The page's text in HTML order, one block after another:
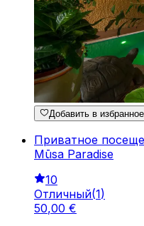
Добавить в избранное
Приватное
Mūsa Paradise
10
Отличный(1)
50,00 €